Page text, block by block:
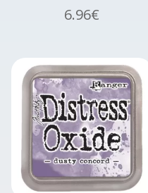
6.96€